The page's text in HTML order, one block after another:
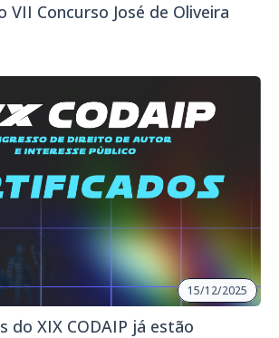
VII Concurso José de Oliveira
15/12/2025
do XIX CODAIP já estão